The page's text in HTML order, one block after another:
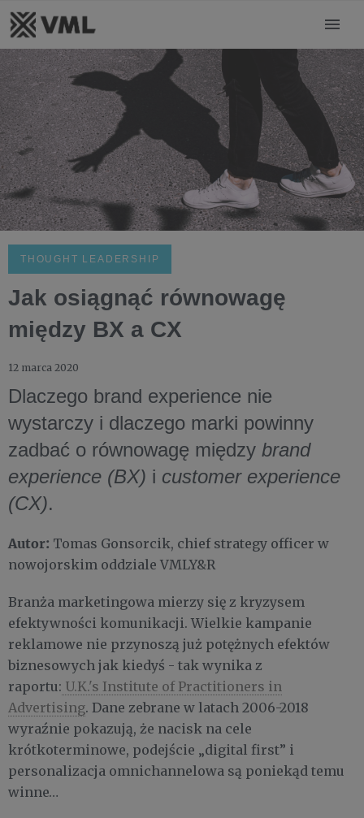
THOUGHT LEADERSHIP
Jak osiągnąć równowagę
między BX a CX
12 marca 2020
Dlaczego brand experience nie
wystarczy i dlaczego marki powinny
zadbać o równowagę między brand
experience (BX) i customer experience
(CX).
Autor: Tomas Gonsorcik, chief strategy officer w
nowojorskim oddziale VMLY&R
Branża marketingowa mierzy się z kryzysem
efektywności komunikacji. Wielkie kampanie
reklamowe nie przynoszą już potężnych efektów
biznesowych jak kiedyś - tak wynika z
raportu: U.K.'s Institute of Practitioners in
Advertising. Dane zebrane w latach 2006-2018
wyraźnie pokazują, że nacisk na cele
krótkoterminowe, podejście „digital first” i
personalizacja omnichannelowa są poniekąd temu
winne…